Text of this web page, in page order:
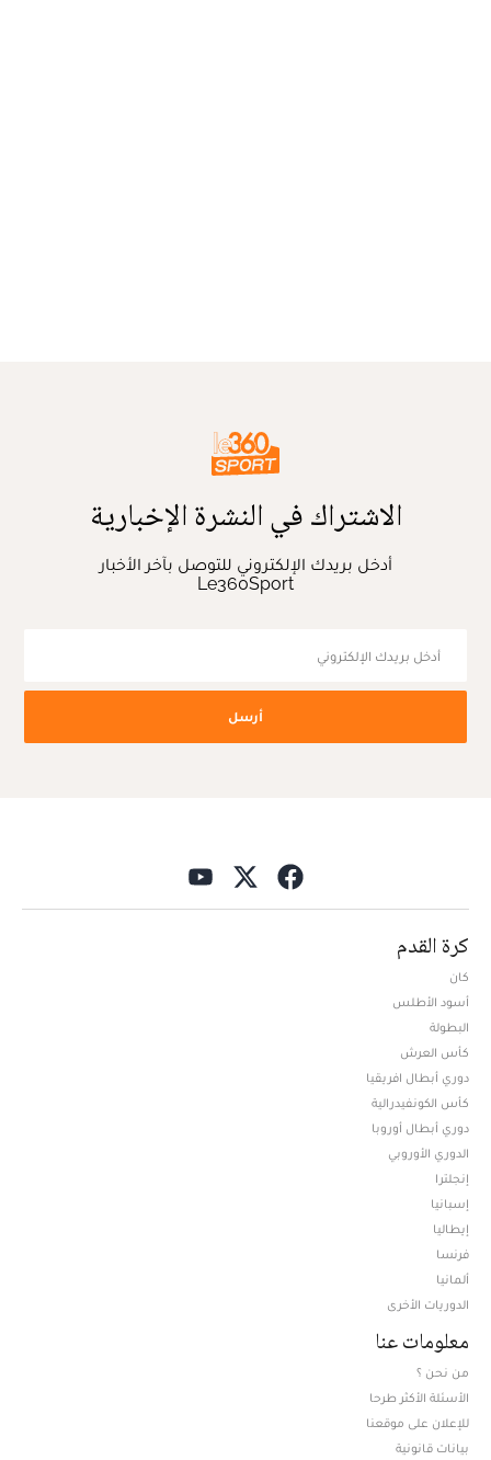
الاشتراك في النشرة الإخبارية
أدخل بريدك الإلكتروني للتوصل بآخر الأخبار
Le360Sport
أرسل
كرة القدم
كان
أسود الأطلس
البطولة
كأس العرش
دوري أبطال افريقيا
كأس الكونفيدرالية
دوري أبطال أوروبا
الدوري الأوروبي
إنجلترا
إسبانيا
إيطاليا
فرنسا
ألمانيا
الدوريات الأخرى
معلومات عنا
من نحن ؟
الأسئلة الأكثر طرحا
للإعلان على موقعنا
بيانات قانونية